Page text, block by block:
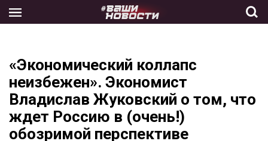
the
«Экономический коллапс
неизбежен». Экономист
Владислав Жуковский о том, что
ждет Россию в (очень!)
обозримой перспективе